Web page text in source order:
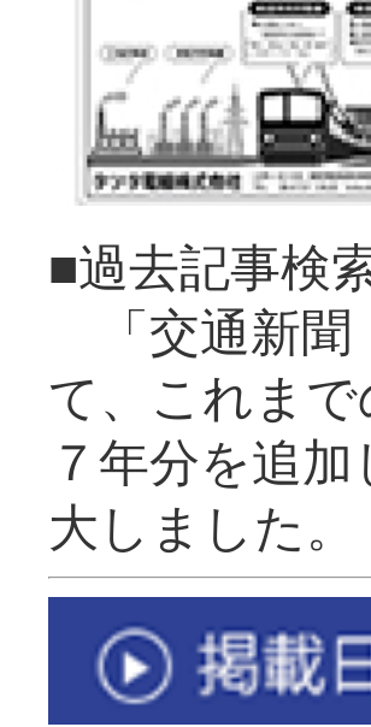
■過去記事検
「交通新聞
て、これま
７年分を追
大しま